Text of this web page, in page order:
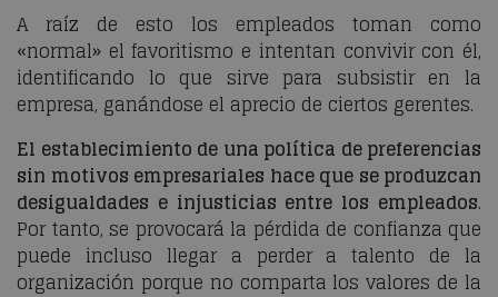
A raíz de esto los empleados toman como
«normal» el favoritismo e intentan convivir con él,
identificando lo que sirve para subsistir en la
empresa, ganándose el aprecio de ciertos gerentes.
El establecimiento de una política de preferencias
sin motivos empresariales hace que se produzcan
desigualdades e injusticias entre los empleados.
Por tanto, se provocará la pérdida de confianza que
puede incluso llegar a perder a talento de la
organización porque no comparta los valores de la